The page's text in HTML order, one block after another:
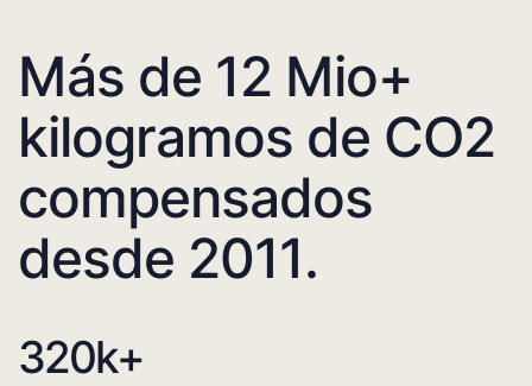
Más de 12 Mio+
kilogramos de CO2
compensados
desde 2011.
320k+